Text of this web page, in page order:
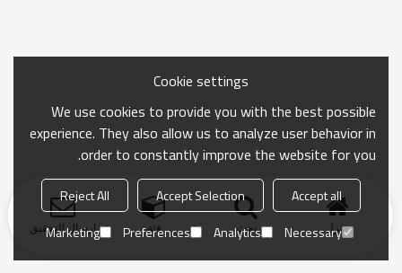
منزل بحث فئة ارسال التحقيق
Cookie settings
We use cookies to provide you with the best possible
experience. They also allow us to analyze user behavior in
order to constantly improve the website for you.
Accept all
Accept Selection
Reject All
Necessary
Analytics
Preferences
Marketing